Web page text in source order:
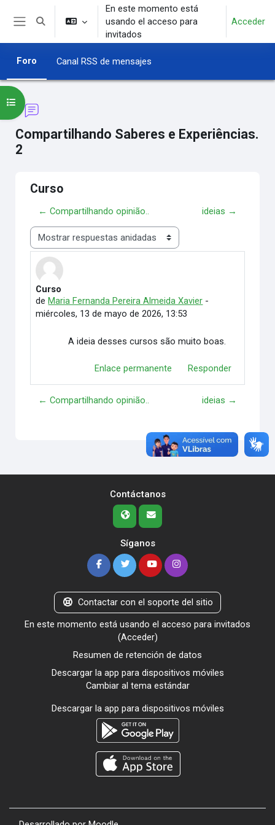
Salta al contenido principal
Selector de búsqueda de entrada
En este momento está
usando el acceso para
invitados
Acceder
Foro Canal RSS de mensajes
Compartilhando Saberes e Experiências.
2
Abrir índice del curso
Curso
← Compartilhando opinião.. ideias →
Mostrar modo
Curso
de Maria Fernanda Pereira Almeida Xavier -
miércoles, 13 de mayo de 2026, 13:53
Número de respuestas: 0
A ideia desses cursos são muito boas.
Enlace permanente Responder
← Compartilhando opinião.. ideias →
Contáctanos
Síganos
Contactar con el soporte del sitio
En este momento está usando el acceso para invitados
(Acceder)
Resumen de retención de datos
Descargar la app para dispositivos móviles
Cambiar al tema estándar
Descargar la app para dispositivos móviles